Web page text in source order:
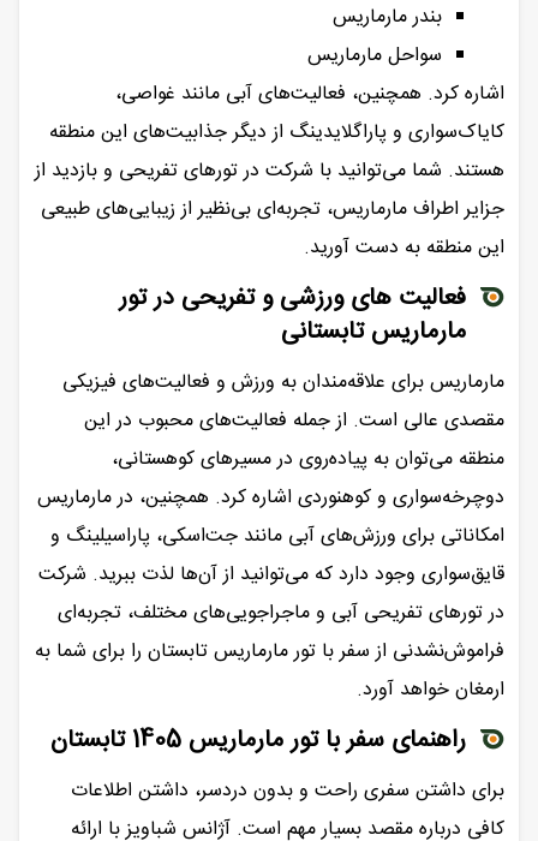
بندر مارماریس
سواحل مارماریس
اشاره کرد. همچنین، فعالیت‌های آبی مانند غواصی،
کایاک‌سواری و پاراگلایدینگ از دیگر جذابیت‌های این منطقه
هستند. شما می‌توانید با شرکت در تورهای تفریحی و بازدید از
جزایر اطراف مارماریس، تجربه‌ای بی‌نظیر از زیبایی‌های طبیعی
این منطقه به دست آورید.
فعالیت‌ های ورزشی و تفریحی در تور
مارماریس تابستانی
مارماریس برای علاقه‌مندان به ورزش و فعالیت‌های فیزیکی
مقصدی عالی است. از جمله فعالیت‌های محبوب در این
منطقه می‌توان به پیاده‌روی در مسیرهای کوهستانی،
دوچرخه‌سواری و کوهنوردی اشاره کرد. همچنین، در مارماریس
امکاناتی برای ورزش‌های آبی مانند جت‌اسکی، پاراسیلینگ و
قایق‌سواری وجود دارد که می‌توانید از آن‌ها لذت ببرید. شرکت
در تورهای تفریحی آبی و ماجراجویی‌های مختلف، تجربه‌ای
فراموش‌نشدنی از سفر با تور مارماریس تابستان را برای شما به
ارمغان خواهد آورد.
راهنمای سفر با تور مارماریس 1405 تابستان
برای داشتن سفری راحت و بدون دردسر، داشتن اطلاعات
کافی درباره مقصد بسیار مهم است. آژانس شباویز با ارائه